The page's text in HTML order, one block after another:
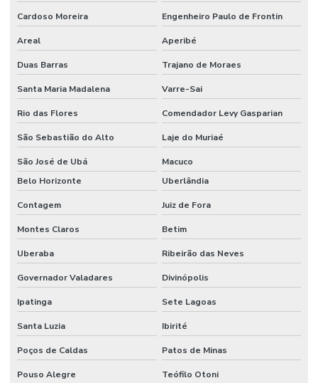
Cardoso Moreira Engenheiro Paulo de Frontin
Areal Aperibé
Duas Barras Trajano de Moraes
Santa Maria Madalena Varre-Sai
Rio das Flores Comendador Levy Gasparian
São Sebastião do Alto Laje do Muriaé
São José de Ubá
Macuco
Belo Horizonte
Uberlândia
Contagem Juiz de Fora
Montes Claros Betim
Uberaba Ribeirão das Neves
Governador Valadares Divinópolis
Ipatinga Sete Lagoas
Santa Luzia Ibirité
Poços de Caldas Patos de Minas
Pouso Alegre Teófilo Otoni